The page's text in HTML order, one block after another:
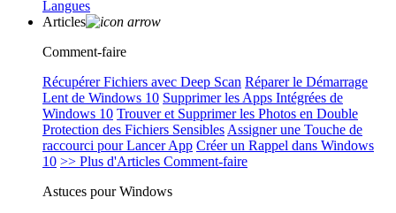
Langues
Articles
Comment-faire
Récupérer Fichiers avec Deep Scan Réparer le Démarrage
Lent de Windows 10 Supprimer les Apps Intégrées de
Windows 10 Trouver et Supprimer les Photos en Double
Protection des Fichiers Sensibles Assigner une Touche de
raccourci pour Lancer App Créer un Rappel dans Windows
10 >> Plus d'Articles Comment-faire
Astuces pour Windows